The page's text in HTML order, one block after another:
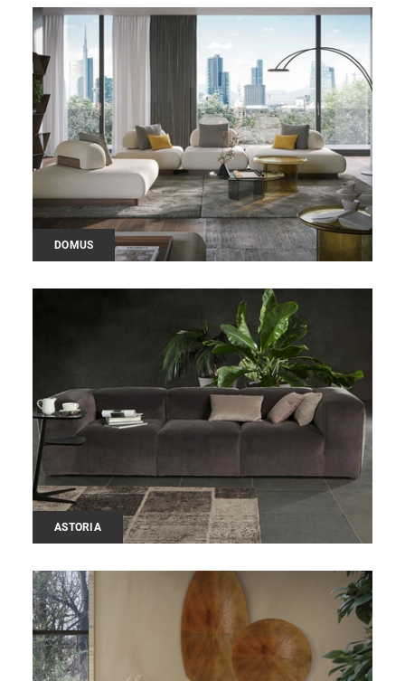
DOMUS
ASTORIA